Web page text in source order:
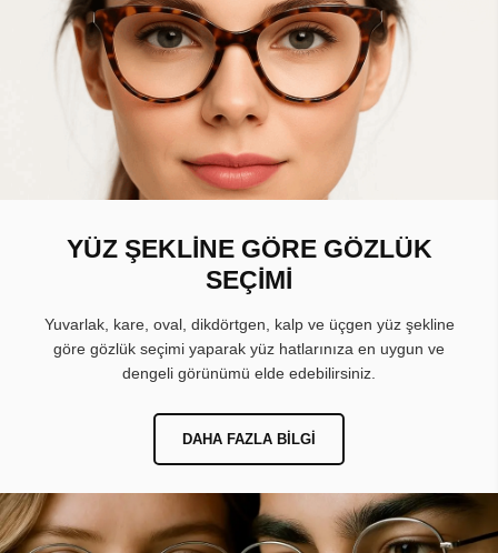
YÜZ ŞEKLİNE GÖRE GÖZLÜK
SEÇİMİ
Yuvarlak, kare, oval, dikdörtgen, kalp ve üçgen yüz şekline
göre gözlük seçimi yaparak yüz hatlarınıza en uygun ve
dengeli görünümü elde edebilirsiniz.
DAHA FAZLA BILGI